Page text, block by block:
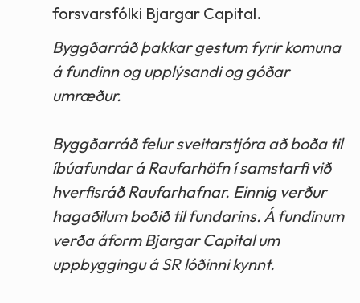
forsvarsfólki Bjargar Capital.
Byggðarráð þakkar gestum fyrir komuna
á fundinn og upplýsandi og góðar
umræður.
Byggðarráð felur sveitarstjóra að boða til
íbúafundar á Raufarhöfn í samstarfi við
hverfisráð Raufarhafnar. Einnig verður
hagaðilum boðið til fundarins. Á fundinum
verða áform Bjargar Capital um
uppbyggingu á SR lóðinni kynnt.